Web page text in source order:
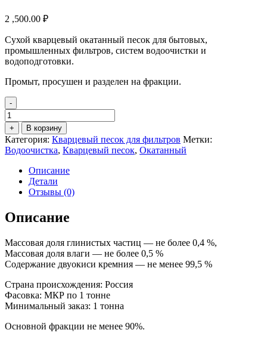
2 ,500.00 ₽
Сухой кварцевый окатанный песок для бытовых,
промышленных фильтров, систем водоочистки и
водоподготовки.
Промыт, просушен и разделен на фракции.
-
Количество
товара
Кварцевый
песок
для
фильтра
окатанный
3,0
мм
+ В корзину
Категория: Кварцевый песок для фильтров Метки:
Водоочистка, Кварцевый песок, Окатанный
Описание
Детали
Отзывы (0)
Описание
Массовая доля глинистых частиц — не более 0,4 %,
Массовая доля влаги — не более 0,5 %
Содержание двуокиси кремния — не менее 99,5 %
Страна происхождения: Россия
Фасовка: МКР по 1 тонне
Минимальный заказ: 1 тонна
Основной фракции не менее 90%.